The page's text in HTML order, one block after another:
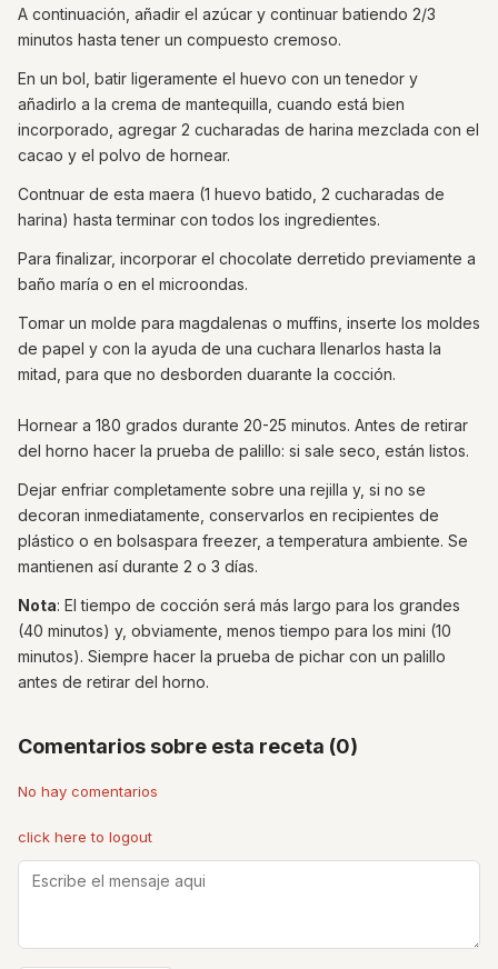
A continuación, añadir el azúcar y continuar batiendo 2/3
minutos hasta tener un compuesto cremoso.
En un bol, batir ligeramente el huevo con un tenedor y
añadirlo a la crema de mantequilla, cuando está bien
incorporado, agregar 2 cucharadas de harina mezclada con el
cacao y el polvo de hornear.
Contnuar de esta maera (1 huevo batido, 2 cucharadas de
harina) hasta terminar con todos los ingredientes.
Para finalizar, incorporar el chocolate derretido previamente a
baño maría o en el microondas.
Tomar un molde para magdalenas o muffins, inserte los moldes
de papel y con la ayuda de una cuchara llenarlos hasta la
mitad, para que no desborden duarante la cocción.
Hornear a 180 grados durante 20-25 minutos. Antes de retirar
del horno hacer la prueba de palillo: si sale seco, están listos.
Dejar enfriar completamente sobre una rejilla y, si no se
decoran inmediatamente, conservarlos en recipientes de
plástico o en bolsaspara freezer, a temperatura ambiente. Se
mantienen así durante 2 o 3 días.
Nota: El tiempo de cocción será más largo para los grandes
(40 minutos) y, obviamente, menos tiempo para los mini (10
minutos). Siempre hacer la prueba de pichar con un palillo
antes de retirar del horno.
Comentarios sobre esta receta (0)
No hay comentarios
click here to logout